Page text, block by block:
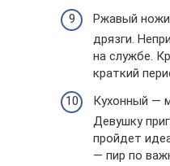
Ржавый
дрязги.
на службе.
краткий
Кухонный —
Девушку
пройдет
— пир по